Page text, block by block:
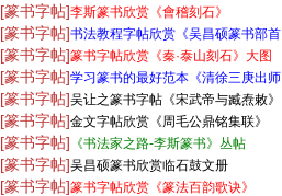
本
[篆书字帖]李斯篆书欣赏《會稽刻石》
[篆书字帖]书法教程字帖欣赏《吴昌硕篆书部首
一百法》
[篆书字帖]篆书字帖欣赏《秦·泰山刻石》大图
[篆书字帖]学习篆书的最好范本《清徐三庚出师
表墨迹》
[篆书字帖]吴让之篆书字帖《宋武帝与臧焘敕》
[篆书字帖]金文字帖欣赏《周毛公鼎铭集联》
[篆书字帖] 《书法家之路-李斯篆书》丛帖
[篆书字帖]吴昌硕篆书欣赏临石鼓文册
[篆书字帖]篆书字帖欣赏《篆法百韵歌诀》